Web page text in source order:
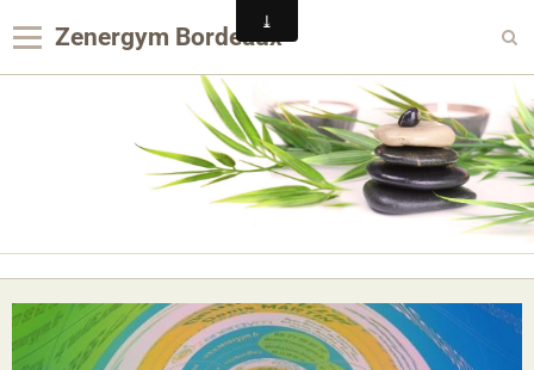
Zenergym Bordeaux
Votre compte
Album photo